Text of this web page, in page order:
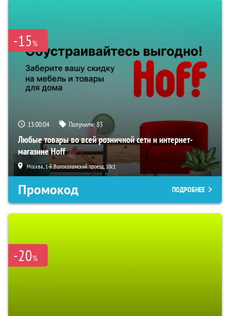
-15%
13:00:02 Получили:83
Любые товары во всей розничной сети и интернет-
магазине Hoff
Москва, 1-й Волоколамский проезд, 10с1
Промокод ПОДРОБНЕЕ
-20%